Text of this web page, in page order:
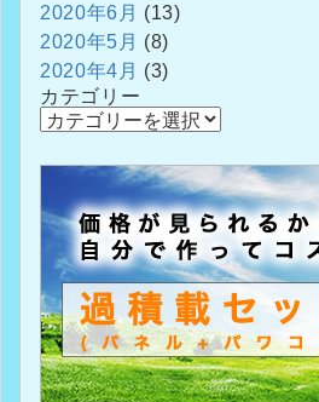
2020年6月 (13)
2020年5月 (8)
2020年4月 (3)
カテゴリー